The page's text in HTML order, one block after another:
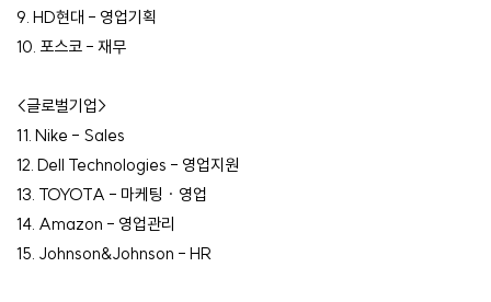
9. HD현대 - 영업기획
10. 포스코 - 재무
<글로벌기업>
11. Nike - Sales
12. Dell Technologies - 영업지원
13. TOYOTA - 마케팅 · 영업
14. Amazon - 영업관리
15. Johnson&Johnson - HR